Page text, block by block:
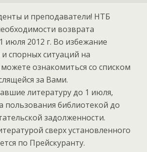
и преподаватели! НТБ
возврата
июля 2012 г. Во избежание
спорных ситуаций на
ознакомиться со списком
за Вами.
литературу до 1 июля,
пользования библиотекой до
задолженности.
сверх установленного
по Прейскуранту.